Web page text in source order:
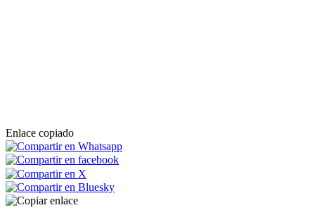
Enlace copiado